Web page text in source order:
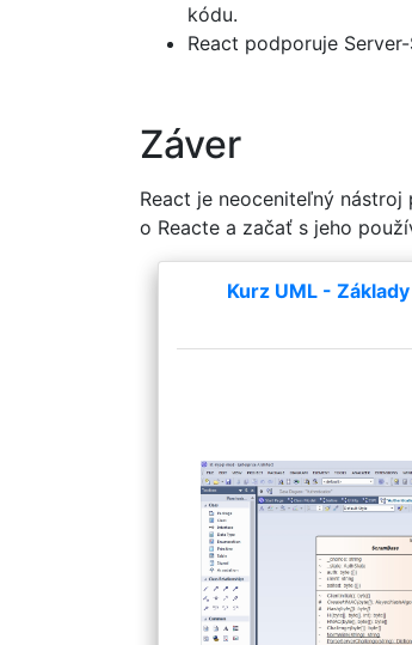
kódu.
React podporuje
Záver
React je neoceniteľný
o Reacte a začať s jeho
Kurz UML -